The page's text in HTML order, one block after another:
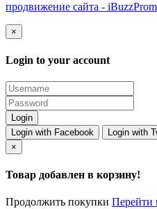
продвижение сайта -
×
Login to your account
Login with Facebook
Login with
×
Товар добавлен в корзину!
Продолжить покупки Перейти